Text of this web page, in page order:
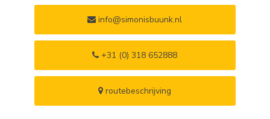
info@simonisbuunk.nl
+31 (0) 318 652888
routebeschrijving